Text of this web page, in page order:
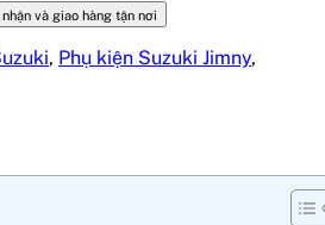
và giao hàng tận nơi
, Phụ kiện Suzuki Jimny,